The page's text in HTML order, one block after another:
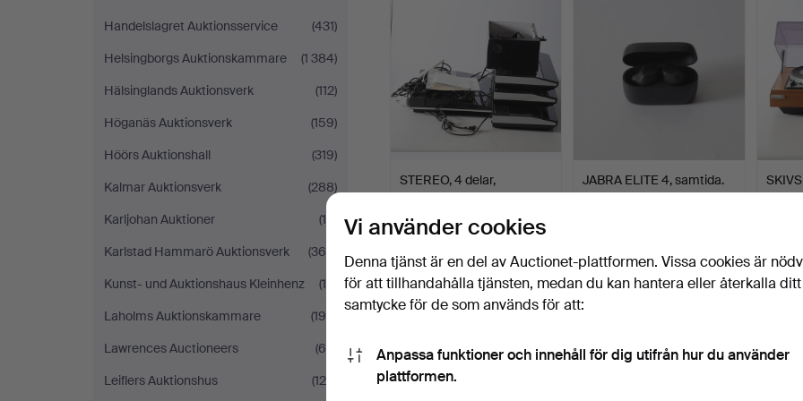
Handelslagret Auktionsservice
(431)
Helsingborgs Auktionskammare
(1 384)
Hälsinglands Auktionsverk
(112)
Höganäs Auktionsverk
(159)
Höörs Auktionshall
(319)
Kalmar Auktionsverk
(288)
Karljohan Auktioner
(16)
Karlstad Hammarö Auktionsverk
(366)
Kunst- und Auktionshaus Kleinhenz
(19)
Laholms Auktionskammare
(196)
Lawrences Auctioneers
(65)
Leiflers Auktionshus
(124)
STEREO, 4 delar,
Beomaster 4500, BANG &
OL…
15 bud
496 USD
JABRA ELITE 4, samtida.
32 USD 159
Vi använder cookies
Denna tjänst är en del av Auctionet-plattformen. Vissa cookies är
för att tillhandahålla tjänsten, medan du kan hantera eller återkalla ditt
samtycke för de som används för att:
Anpassa funktioner och innehåll för dig utifrån hur du använder
plattformen.